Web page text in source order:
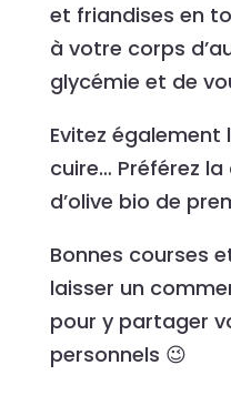
et friandises en
à votre corps
glycémie et de
Evitez
cuire… Préférez la
d’olive bio de
Bonnes courses
laisser un
pour y partager
personnels 😉